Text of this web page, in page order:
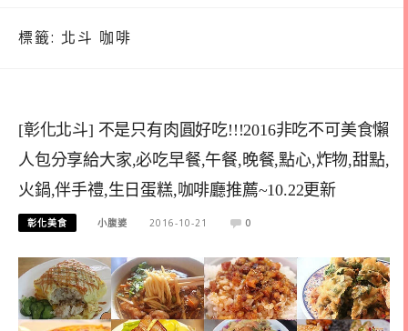
標籤: 北斗 咖啡
[彰化北斗] 不是只有肉圓好吃!!!2016非吃不可美食懶
人包分享給大家,必吃早餐,午餐,晚餐,點心,炸物,甜點,
火鍋,伴手禮,生日蛋糕,咖啡廳推薦~10.22更新
彰化美食 小腹婆 2016-10-21 0